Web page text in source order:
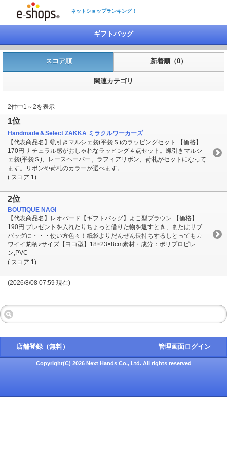
ネットショップランキング！
ギフトバッグ
スコア順 新着順（0）
関連カテゴリ
2件中1～2を表示
1位
Handmade＆Select ZAKKA ミラクルワーカーズ
【代表商品名】蝋引きマルシェ袋(平袋Ｓ)のラッピングセット 【価格】
170円 ナチュラル感がおしゃれなラッピング４点セット。蝋引きマルシ
ェ袋(平袋Ｓ)、レースペーパー、ラフィアリボン、荷札がセットになって
ます。リボンや荷札のカラーが選べます。
( スコア 1)
2位
BOUTIQUE NAGI
【代表商品名】レオパード【ギフトバッグ】よこ型ブラウン 【価格】
190円 プレゼントを入れたりちょっと借りた物を返すとき、またはサブ
バッグに・・・使い方色々！紙袋よりだんぜん長持ちするしとってもカ
ワイイ豹柄♪サイズ【ヨコ型】18×23×8cm素材・成分：ポリプロピレ
ン,PVC
( スコア 1)
(2026/8/08 07:59 現在)
店舗登録（無料） 管理画面ログイン
Copyright(C) 2026 Next Hands Co., Ltd. All rights reserved